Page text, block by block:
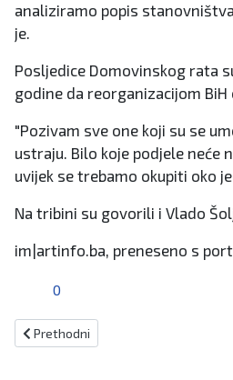
analiziramo popis
je.
Posljedice Domovinskog rata
godine da reorganizacijom
"Pozivam sve one koji su se
ustraju. Bilo koje podjele neće
uvijek se trebamo okupiti oko
Na tribini su govorili i Vlado
im|artinfo.ba, preneseno s
0
Prethodni članak: Kandidati HDZ-a
Prethodni